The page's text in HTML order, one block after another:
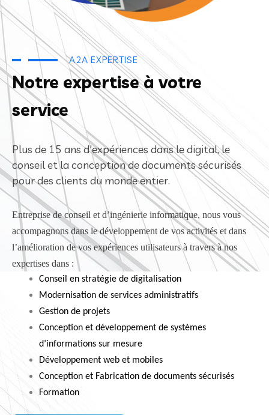
A2A EXPERTISE
Notre expertise à votre
service
Plus de 15 ans d'expériences dans le digital, le
conseil et la conception de documents sécurisés
pour des clients du monde entier.
Entreprise de conseil et d’ingénierie informatique, nous vous
accompagnons dans le développement de vos activités et dans
l’amélioration de vos expériences utilisateurs à travers à nos
expertises dans :
Conseil en stratégie de digitalisation
Modernisation de services administratifs
Gestion de projets
Conception et développement de systèmes
d’informations sur mesure
Développement web et mobiles
Conception et Fabrication de documents sécurisés
Formation